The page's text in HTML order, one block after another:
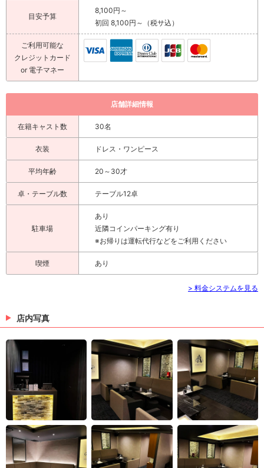
目安予算
8,100円～
初回 8,100円～（税サ込）
ご利用可能な
クレジットカード
or 電子マネー
店舗詳細情報
在籍キャスト数 30名
衣装 ドレス・ワンピース
平均年齢 20～30才
卓・テーブル数 テーブル12卓
駐車場
あり
近隣コインパーキング有り
※お帰りは運転代行などをご利用ください
喫煙 あり
> 料金システムを見る
店内写真